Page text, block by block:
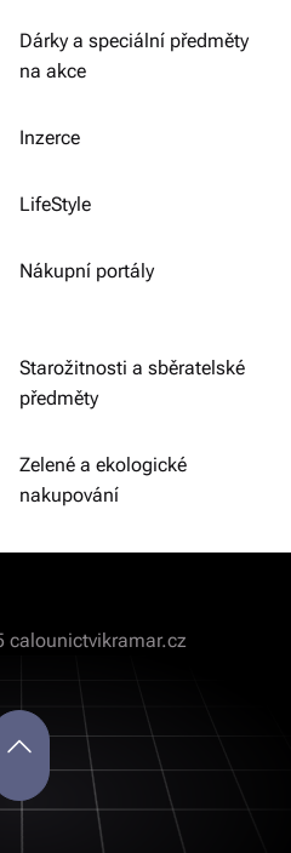
Dárky a speciální předměty
na akce
Inzerce
LifeStyle
Nákupní portály
Starožitnosti a sběratelské
předměty
Zelené a ekologické
nakupování
calounictvikramar.cz